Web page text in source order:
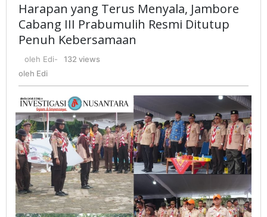
Harapan yang Terus Menyala, Jambore
Cabang III Prabumulih Resmi Ditutup
Penuh Kebersamaan
oleh Edi-
132 views
oleh Edi